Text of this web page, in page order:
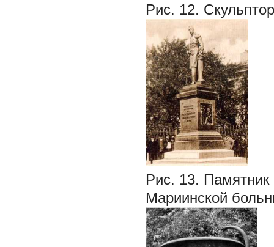
Рис. 12.
Рис. 13.
Мариинской